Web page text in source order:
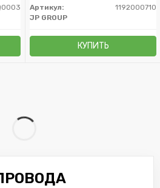
Артикул:
1192000710
JP GROUP
КУПИТЬ